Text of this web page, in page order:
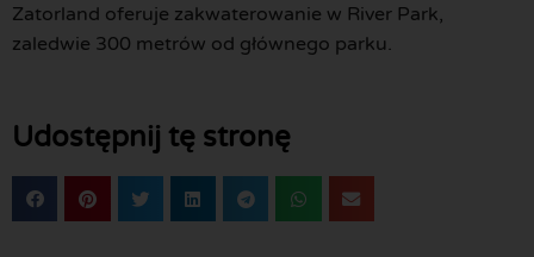
Zatorland oferuje zakwaterowanie w River Park,
zaledwie 300 metrów od głównego parku.
Udostępnij tę stronę